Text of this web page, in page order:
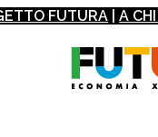
FUTURA |A